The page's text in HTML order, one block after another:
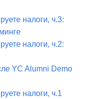
налоги, ч.3:
налоги, ч.2:
YC Alumni Demo
налоги, ч.1